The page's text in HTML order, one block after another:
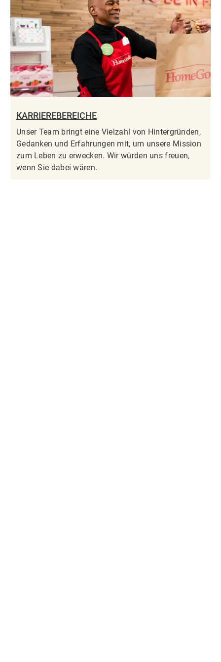
KARRIEREBEREICHE
Unser Team bringt eine Vielzahl von Hintergründen,
Gedanken und Erfahrungen mit, um unsere Mission
zum Leben zu erwecken. Wir würden uns freuen,
wenn Sie dabei wären.